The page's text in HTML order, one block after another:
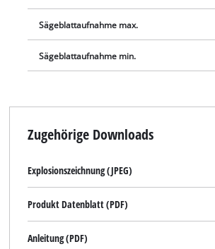
Sägeblattaufnahme max.
Sägeblattaufnahme min.
Zugehörige Downloads
Explosionszeichnung (JPEG)
Produkt Datenblatt (PDF)
Anleitung (PDF)